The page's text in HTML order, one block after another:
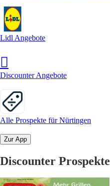
Lidl Angebote
Discounter Angebote
Alle Prospekte für Nürtingen
Zur App
Discounter Prospekte